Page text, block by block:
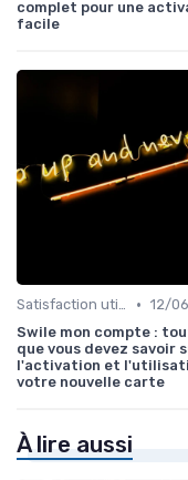
complet pour une
facile
Satisfaction utilisateurs • 12/
Swile mon compte :
que vous devez savoir
l'activation et
votre nouvelle carte
À lire aussi